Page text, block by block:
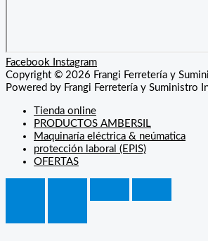
Facebook Instagram
Copyright © 2026 Frangi Ferretería y
Powered by Frangi Ferretería y Suministro
Tienda online
PRODUCTOS AMBERSIL
Maquinaría eléctrica & neúmatica
protección laboral (EPIS)
OFERTAS